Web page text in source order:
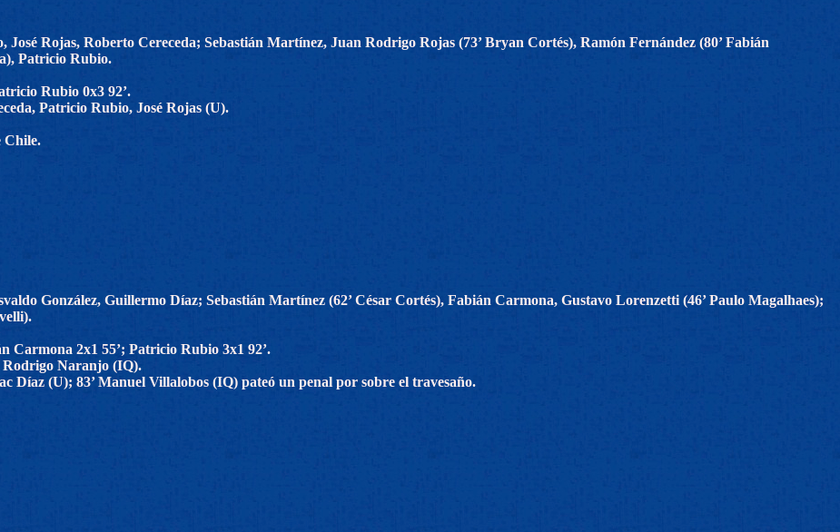
Rojas, Roberto Cereceda; Sebastián Martínez, Juan Rodrigo Rojas (73’ Bryan Cortés), Ramón Fernández (80’ Fabián
Patricio Rubio.
Rubio 0x3 92’.
Patricio Rubio, José Rojas (U).
Chile.
González, Guillermo Díaz; Sebastián Martínez (62’ César Cortés), Fabián Carmona, Gustavo Lorenzetti (46’ Paulo Magalhaes);
Carmona 2x1 55’; Patricio Rubio 3x1 92’.
Rodrigo Naranjo (IQ).
Díaz (U); 83’ Manuel Villalobos (IQ) pateó un penal por sobre el travesaño.